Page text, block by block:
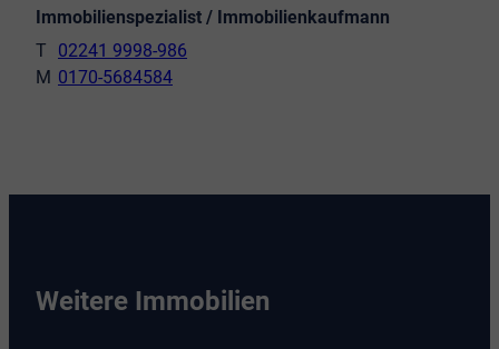
Immobilienspezialist / Immobilienkaufmann
02241 9998-986
0170-5684584
Weitere Immobilien